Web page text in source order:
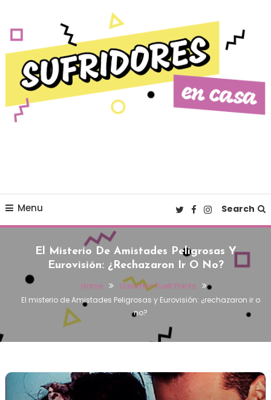
Menu Search
El Misterio De Amistades Peligrosas Y
Eurovisión: ¿rechazaron Ir O No?
Home
Uaiomini Tuelf Points
El misterio de Amistades Peligrosas y Eurovisión: ¿rechazaron ir o
no?